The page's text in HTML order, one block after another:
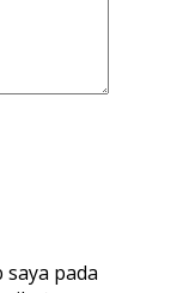
saya pada